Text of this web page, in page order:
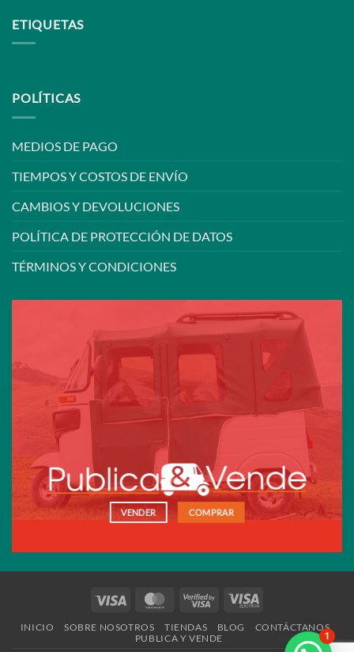
ETIQUETAS
POLÍTICAS
MEDIOS DE PAGO
TIEMPOS Y COSTOS DE ENVÍO
CAMBIOS Y DEVOLUCIONES
POLÍTICA DE PROTECCIÓN DE DATOS
TÉRMINOS Y CONDICIONES
VENDER COMPRAR
Visa MasterCard
Visa
Visa
INICIO SOBRE NOSOTROS TIENDAS BLOG
CONTÁCTANOS
PUBLICA Y VENDE
1